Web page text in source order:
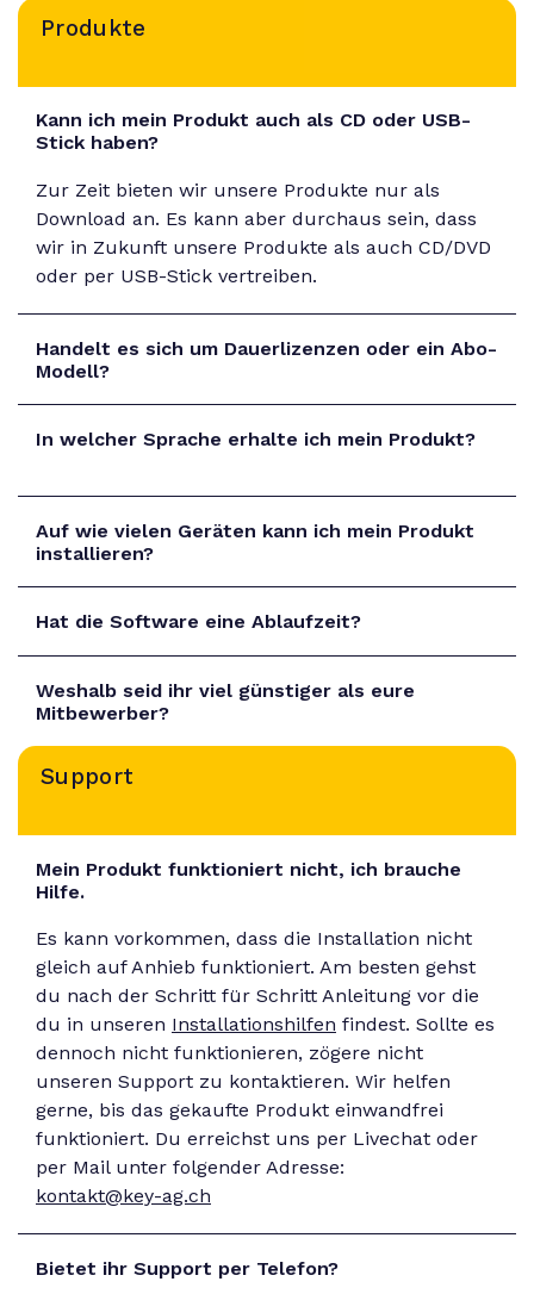
Produkte
Kann ich mein Produkt auch als CD oder USB-
Stick haben?
Zur Zeit bieten wir unsere Produkte nur als
Download an. Es kann aber durchaus sein, dass
wir in Zukunft unsere Produkte als auch CD/DVD
oder per USB-Stick vertreiben.
Handelt es sich um Dauerlizenzen oder ein Abo-
Modell?
In welcher Sprache erhalte ich mein Produkt?
Auf wie vielen Geräten kann ich mein Produkt
installieren?
Hat die Software eine Ablaufzeit?
Weshalb seid ihr viel günstiger als eure
Mitbewerber?
Support
Mein Produkt funktioniert nicht, ich brauche
Hilfe.
Es kann vorkommen, dass die Installation nicht
gleich auf Anhieb funktioniert. Am besten gehst
du nach der Schritt für Schritt Anleitung vor die
du in unseren Installationshilfen findest. Sollte es
dennoch nicht funktionieren, zögere nicht
unseren Support zu kontaktieren. Wir helfen
gerne, bis das gekaufte Produkt einwandfrei
funktioniert. Du erreichst uns per Livechat oder
per Mail unter folgender Adresse:
kontakt@key-ag.ch
Bietet ihr Support per Telefon?